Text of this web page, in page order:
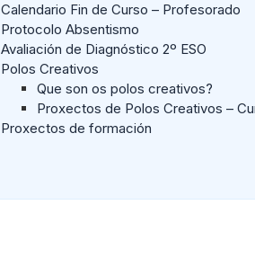
Calendario Fin de Curso – Profesorado
Protocolo Absentismo
Avaliación de Diagnóstico 2º ESO
Polos Creativos
Que son os polos creativos?
Proxectos de Polos Creativos –
Proxectos de formación